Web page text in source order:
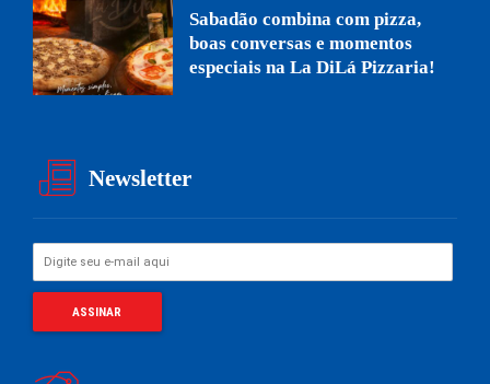
Sabadão combina com pizza,
boas conversas e momentos
especiais na La DiLá Pizzaria!
Newsletter